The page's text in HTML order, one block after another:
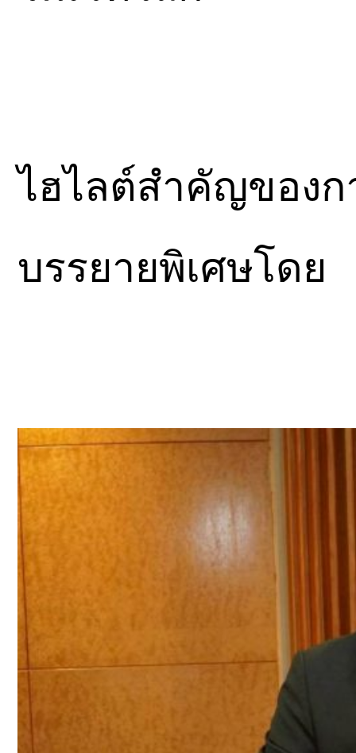
ไฮไลต์สำคัญของก
บรรยายพิเศษโดย